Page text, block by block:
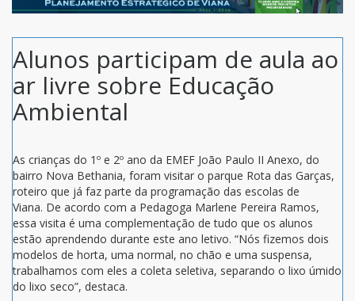
ES
Alunos participam de aula ao
ar livre sobre Educação
Ambiental
As crianças do 1º e 2º ano da EMEF João Paulo II Anexo, do
bairro Nova Bethania, foram visitar o parque Rota das Garças,
roteiro que já faz parte da programação das escolas de
Viana. De acordo com a Pedagoga Marlene Pereira Ramos,
essa visita é uma complementação de tudo que os alunos
estão aprendendo durante este ano letivo. “Nós fizemos dois
modelos de horta, uma normal, no chão e uma suspensa,
trabalhamos com eles a coleta seletiva, separando o lixo úmido
do lixo seco”, destaca.